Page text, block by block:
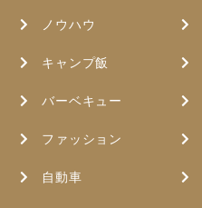
ノウハウ
キャンプ飯
バーベキュー
ファッション
自動車